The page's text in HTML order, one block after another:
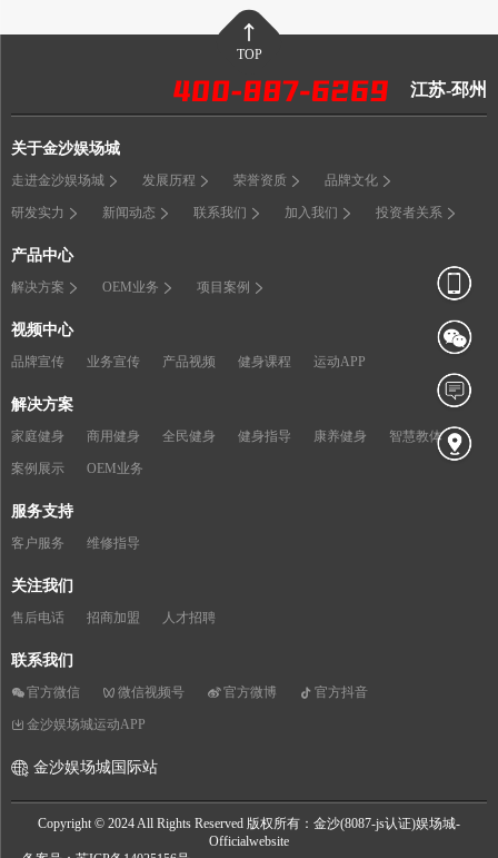
TOP
江苏-邳州
关于金沙娱场城
走进金沙娱场城 发展历程 荣誉资质 品牌文化
研发实力 新闻动态 联系我们 加入我们 投资者关系
产品中心
解决方案 OEM业务 项目案例
视频中心
品牌宣传 业务宣传 产品视频 健身课程 运动APP
解决方案
家庭健身 商用健身 全民健身 健身指导 康养健身 智慧教体
案例展示 OEM业务
服务支持
客户服务 维修指导
关注我们
售后电话 招商加盟 人才招聘
联系我们
官方微信 微信视频号 官方微博 官方抖音
金沙娱场城运动APP
金沙娱场城国际站
Copyright © 2024 All Rights Reserved 版权所有：金沙(8087-js认证)娱场城-
Officialwebsite